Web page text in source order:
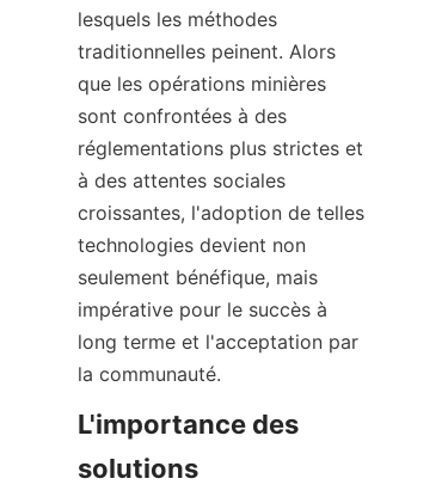
lesquels les méthodes
traditionnelles peinent. Alors
que les opérations minières
sont confrontées à des
réglementations plus strictes et
à des attentes sociales
croissantes, l'adoption de telles
technologies devient non
seulement bénéfique, mais
impérative pour le succès à
long terme et l'acceptation par
la communauté.
L'importance des
solutions